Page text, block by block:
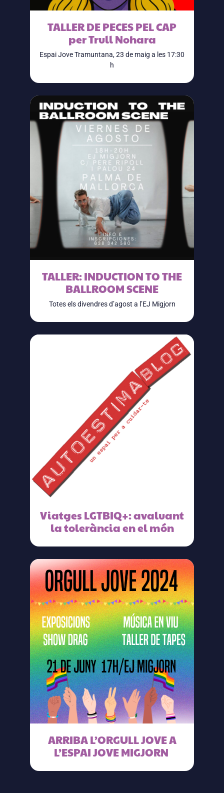
TALLER DE PECES PEL CAP
per Trull Nohara
Espai Jove Tramuntana, 23 de maig a les 17:30
h
TALLER: INDUCTION TO THE
BALLROOM SCENE
Totes els divendres d’agost a l’EJ Migjorn
Viatges LGTBIQ+: avaluant
la tolerància en el món
ARRIBA L’ORGULL JOVE A
L’ESPAI JOVE MIGJORN